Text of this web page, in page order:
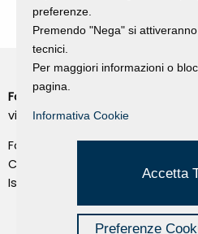
Fondazione Dino Zoli
viale Bologna 288, Forlì
Fondo dot. euro 285.000 i.v.
CF e P.IVA 03692820404
Isc.Reg Per.Giu. n. 10404
preferenze.
Premendo "Nega" si
tecnici.
Per maggiori informazioni o
pagina.
Informativa Cookie
Accetta
Preferenze